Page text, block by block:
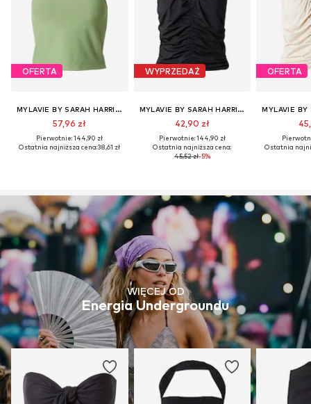
OFERTA
MYLAVIE BY SARAH HARRISON
57,96 zł
Pierwotnie: 144,90 zł
Ostatnia najniższa cena:38,61 zł
WYPRZEDAŻ
MYLAVIE BY SARAH HARRISON
42,90 zł
Pierwotnie: 144,90 zł
Ostatnia najniższa cena:
45,52 zł-5%
OFERTA
Ostatnia
WIĘCEJ OD
Energia Undergroundu